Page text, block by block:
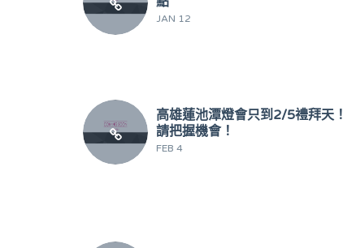
JAN 12
高雄蓮池潭燈會只到2/5禮拜天！
請把握機會！
FEB 4